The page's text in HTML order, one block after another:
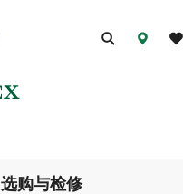
选购与检修